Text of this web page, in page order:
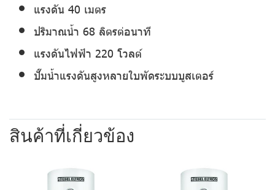
แรงดัน 40 เมตร
ปริมาณนํ้า 68 ลิตรต่อนาที
แรงดันไฟฟ้า 220 โวลต์
ปั๊มนํ้าแรงดันสูงหลายใบพัดระบบบูสเตอร์
สินค้าที่เกี่ยวข้อง